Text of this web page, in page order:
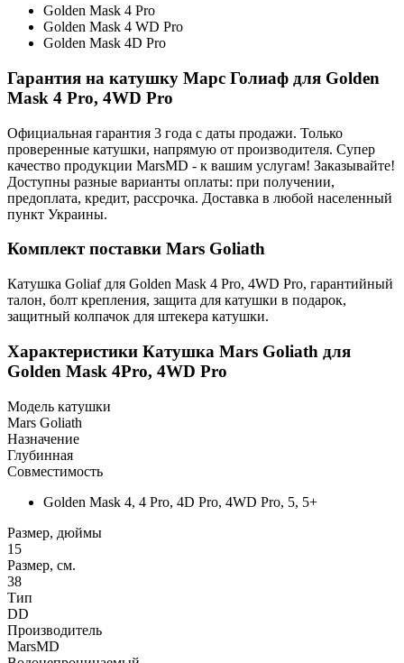
Golden Mask 4 Pro
Golden Mask 4 WD Pro
Golden Mask 4D Pro
Гарантия на катушку Марс Голиаф для Golden
Mask 4 Pro, 4WD Pro
Официальная гарантия 3 года с даты продажи. Только
проверенные катушки, напрямую от производителя. Супер
качество продукции MarsMD - к вашим услугам! Заказывайте!
Доступны разные варианты оплаты: при получении,
предоплата, кредит, рассрочка. Доставка в любой населенный
пункт Украины.
Комплект поставки Mars Goliath
Катушка Goliaf для Golden Mask 4 Pro, 4WD Pro, гарантийный
талон, болт крепления, защита для катушки в подарок,
защитный колпачок для штекера катушки.
Характеристики Катушка Mars Goliath для
Golden Mask 4Pro, 4WD Pro
Модель катушки
Mars Goliath
Назначение
Глубинная
Совместимость
Golden Mask 4, 4 Pro, 4D Pro, 4WD Pro, 5, 5+
Размер, дюймы
15
Размер, см.
38
Тип
DD
Производитель
MarsMD